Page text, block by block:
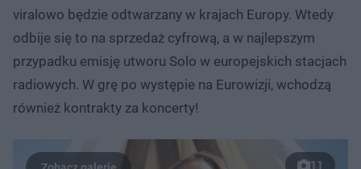
viralowo będzie odtwarzany w krajach Europy. Wtedy
odbije się to na sprzedaż cyfrową, a w najlepszym
przypadku emisję utworu Solo w europejskich stacjach
radiowych. W grę po występie na Eurowizji, wchodzą
również kontrakty za koncerty!
11